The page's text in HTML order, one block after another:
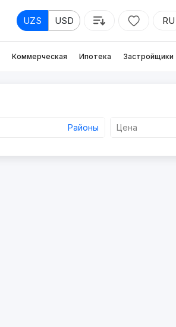
UZS USD RU
Коммерческая Ипотека Застройщики
Районы Цена